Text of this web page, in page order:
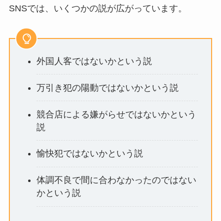
SNSでは、いくつかの説が広がっています。
外国人客ではないかという説
万引き犯の陽動ではないかという説
競合店による嫌がらせではないかという
説
愉快犯ではないかという説
体調不良で間に合わなかったのではない
かという説